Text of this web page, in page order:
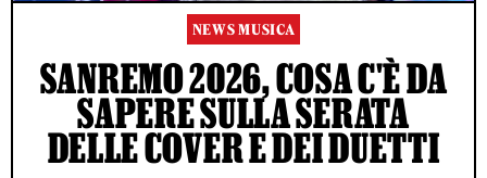
NEWS MUSICA
SANREMO 2026, COSA C'È DA
SAPERE SULLA SERATA
DELLE COVER E DEI DUETTI